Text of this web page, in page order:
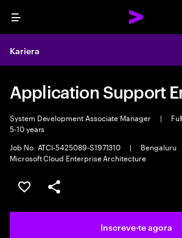
Menu
Kariera
Application Support
System Development Associate Manager |
5-10 years
Job No. ATCI-5425089-S1971310
| Bengaluru
Microsoft Cloud Enterprise Architecture
Guardar oportunidade
Partilhar
Inscreve-te agora